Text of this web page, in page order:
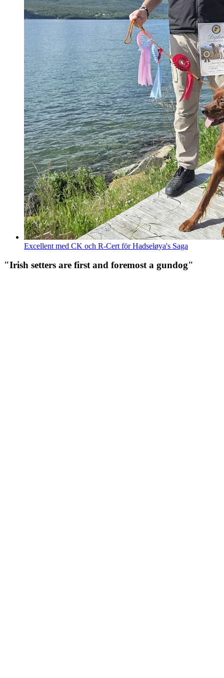
Excellent med CK och R-Cert för Hadseløya's Saga
"Irish setters are first and foremost a gundog"